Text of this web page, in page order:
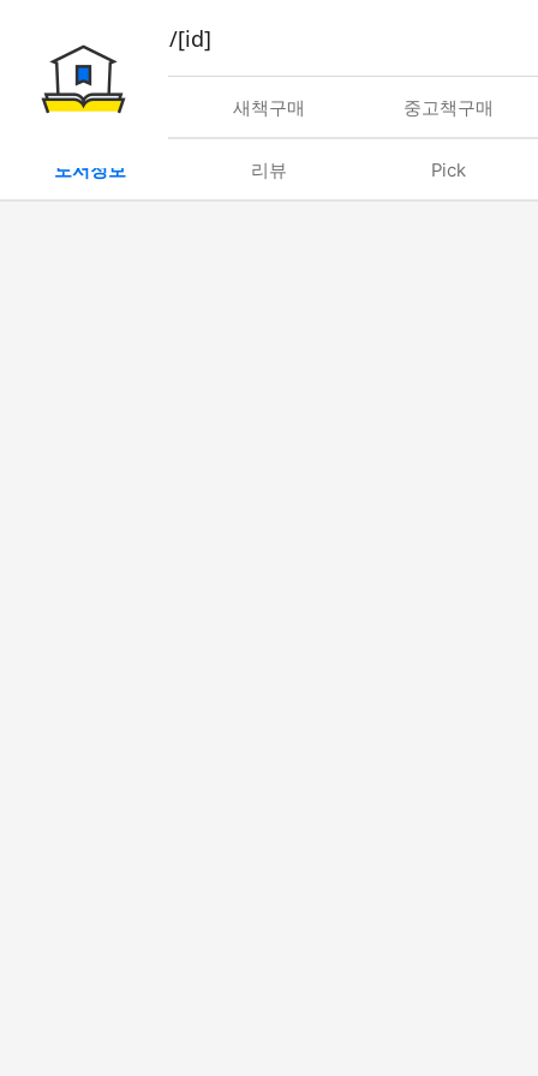
book/rent/[id]
대여 새책구매 중고책구매
도서정보 리뷰 Pick